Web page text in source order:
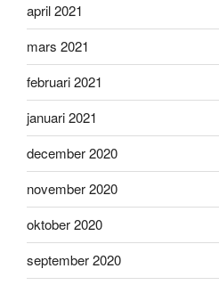
april 2021
mars 2021
februari 2021
januari 2021
december 2020
november 2020
oktober 2020
september 2020